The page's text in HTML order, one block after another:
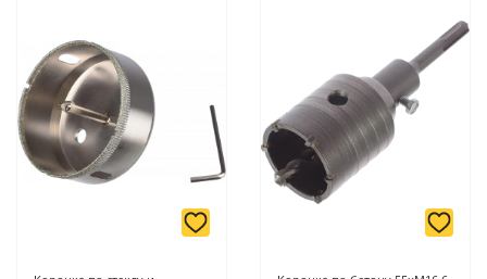
Для юридических лиц: переводом на расчетный счет при
онлайн оплате заказа на сайте.
Подробнее о способах оплаты можно узнать здесь - "Оплата"